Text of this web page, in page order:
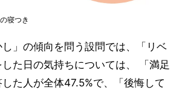
寝つき
し」の傾向を問う設問では、「リベ
た日の気持ちについては、 「満足
た人が全体47.5%で、「後悔して